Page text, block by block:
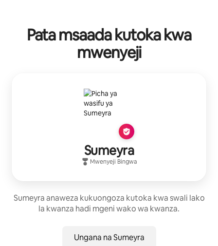
Pata msaada kutoka kwa
mwenyeji
Sumeyra
Mwenyeji Bingwa
Sumeyra anaweza kukuongoza kutoka kwa swali lako
la kwanza hadi mgeni wako wa kwanza.
Ungana na Sumeyra